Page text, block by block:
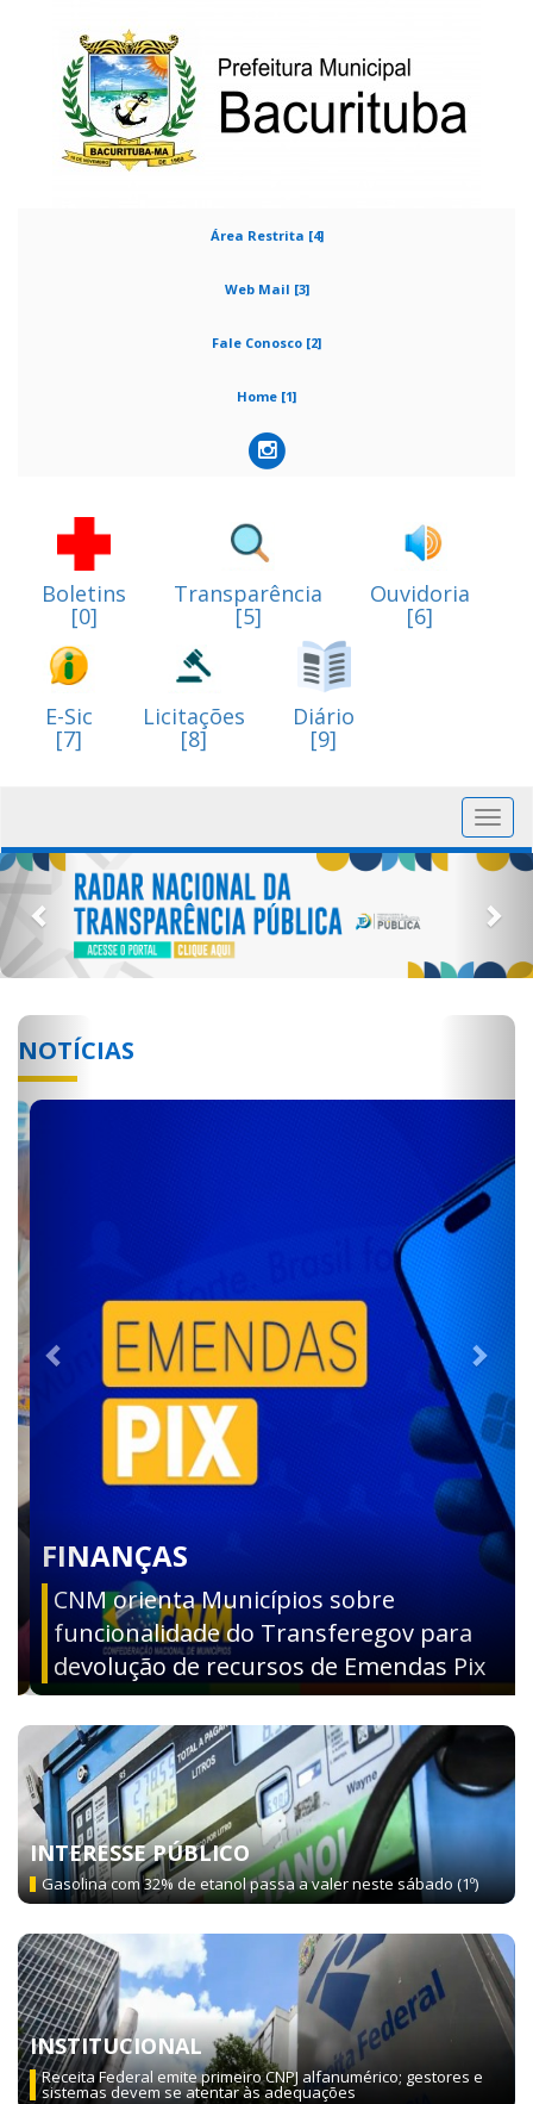
Área Restrita [4]
Web Mail [3]
Fale Conosco [2]
Home [1]
Boletins
[0]
Transparência
[5]
Ouvidoria
[6]
E-Sic
[7]
Licitações
[8]
Diário
[9]
Previous
NOTÍCIAS
FINANÇAS
CNM orienta Municípios sobre
funcionalidade do Transferegov para
devolução de recursos de Emendas Pix
Previous Next
INTERESSE PÚBLICO
Gasolina com 32% de etanol passa a valer neste sábado (1º)
INSTITUCIONAL
Receita Federal emite primeiro CNPJ alfanumérico; gestores e
sistemas devem se atentar às adequações